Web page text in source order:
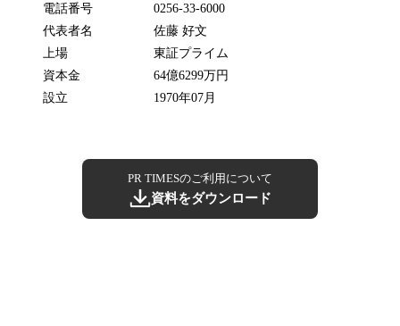
電話番号
0256-33-6000
代表者名
佐藤 好文
上場
東証プライム
資本金
64億6299万円
設立
1970年07月
PR TIMESのご利用について
資料をダウンロード